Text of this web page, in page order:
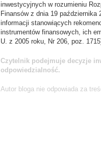
inwestycyjnych w rozumieniu
Finansów z dnia 19 października
informacji stanowiących
instrumentów finansowych, ich
U. z 2005 roku, Nr 206, poz.
Czytelnik podejmuje decyzje
odpowiedzialność.
Autor bloga nie odpowiada za